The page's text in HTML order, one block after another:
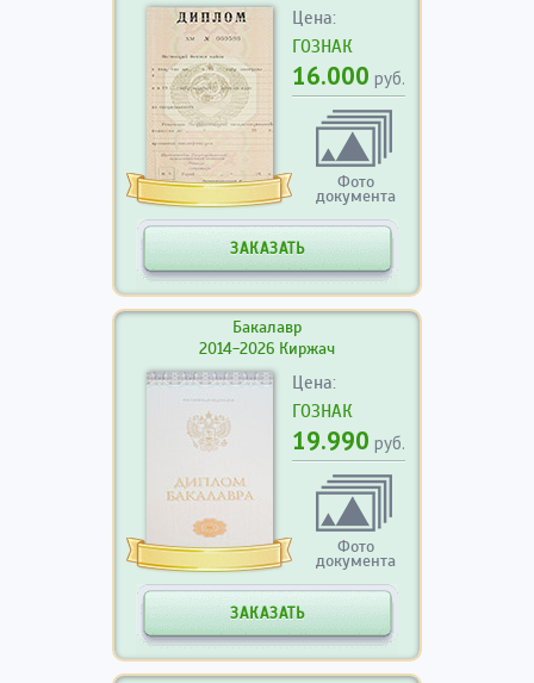
Цена:
ГОЗНАК
16.000 руб.
Фото
документа
ЗАКАЗАТЬ
Бакалавр
2014-2026 Киржач
Цена:
ГОЗНАК
19.990 руб.
Фото
документа
ЗАКАЗАТЬ